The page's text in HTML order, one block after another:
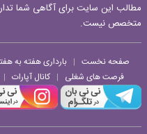
مطالب این سایت برای آگاهی شما
متخصص نیست.
صفحه نخست | بارداری هفته به
فرصت های شغلی | کانال آپارات |